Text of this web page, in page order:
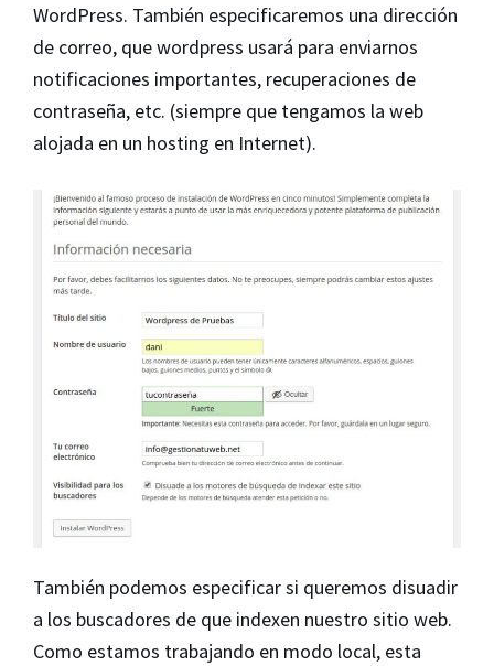
WordPress. También especificaremos una dirección
de correo, que wordpress usará para enviarnos
notificaciones importantes, recuperaciones de
contraseña, etc. (siempre que tengamos la web
alojada en un hosting en Internet).
También podemos especificar si queremos disuadir
a los buscadores de que indexen nuestro sitio web.
Como estamos trabajando en modo local, esta